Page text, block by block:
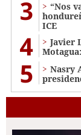
3
“Nos
ICE
4
Javier
5
Nasry